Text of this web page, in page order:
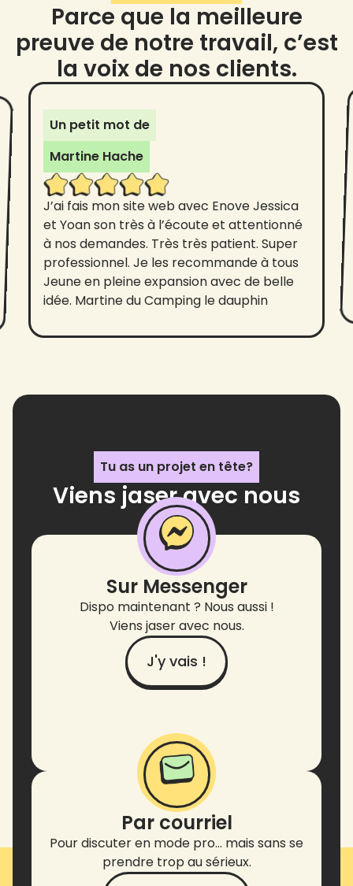
Parce que la meilleure
preuve de notre travail, c’est
la voix de nos clients.
Un petit mot de
Martine Hache
J’ai fais mon site web avec Enove Jessica
et Yoan son très à l’écoute et attentionné
à nos demandes. Très très patient. Super
professionnel. Je les recommande à tous
Jeune en pleine expansion avec de belle
idée. Martine du Camping le dauphin
Tu as un projet en tête?
Viens jaser avec nous
!
Sur Messenger
Dispo maintenant ? Nous aussi !
Viens jaser avec nous.
J'y vais !
Par courriel
Pour discuter en mode pro… mais sans se
prendre trop au sérieux.